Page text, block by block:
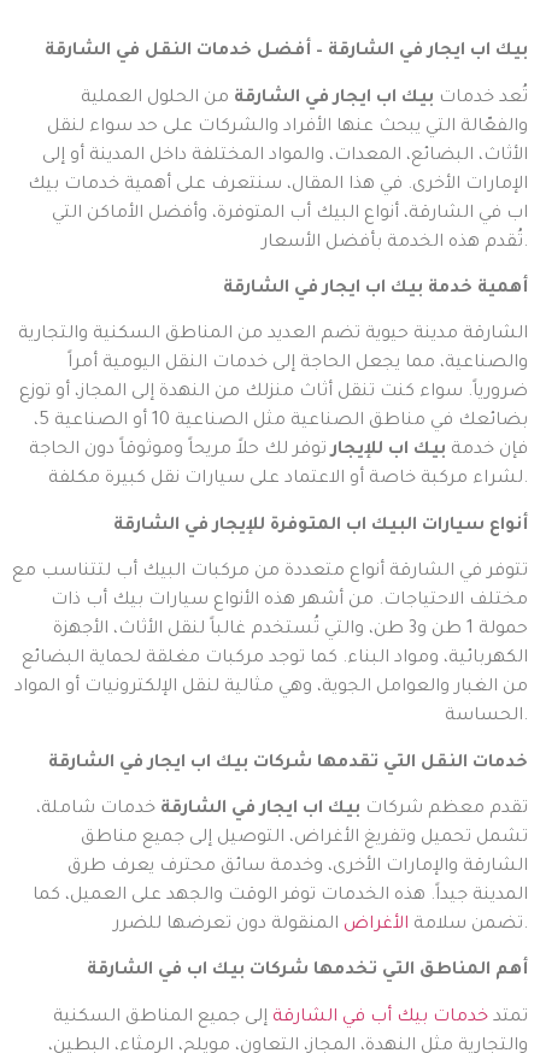
بيك اب ايجار في الشارقة – أفضل خدمات النقل في الشارقة
تُعد خدمات بيك اب ايجار في الشارقة من الحلول العملية
والفعّالة التي يبحث عنها الأفراد والشركات على حد سواء لنقل
الأثاث، البضائع، المعدات، والمواد المختلفة داخل المدينة أو إلى
الإمارات الأخرى. في هذا المقال، سنتعرف على أهمية خدمات بيك
اب في الشارقة، أنواع البيك أب المتوفرة، وأفضل الأماكن التي
تُقدم هذه الخدمة بأفضل الأسعار.
أهمية خدمة بيك اب ايجار في الشارقة
الشارقة مدينة حيوية تضم العديد من المناطق السكنية والتجارية
والصناعية، مما يجعل الحاجة إلى خدمات النقل اليومية أمراً
ضرورياً. سواء كنت تنقل أثاث منزلك من النهدة إلى المجاز، أو توزع
بضائعك في مناطق الصناعية مثل الصناعية 10 أو الصناعية 5،
فإن خدمة بيك اب للإيجارتوفر لك حلاً مريحاً وموثوقاً دون الحاجة
لشراء مركبة خاصة أو الاعتماد على سيارات نقل كبيرة مكلفة.
أنواع سيارات البيك اب المتوفرة للإيجار في الشارقة
تتوفر في الشارقة أنواع متعددة من مركبات البيك أب لتتناسب مع
مختلف الاحتياجات. من أشهر هذه الأنواع سيارات بيك أب ذات
حمولة 1 طن و3 طن، والتي تُستخدم غالباً لنقل الأثاث، الأجهزة
الكهربائية، ومواد البناء. كما توجد مركبات مغلقة لحماية البضائع
من الغبار والعوامل الجوية، وهي مثالية لنقل الإلكترونيات أو المواد
الحساسة.
خدمات النقل التي تقدمها شركات بيك اب ايجار في الشارقة
تقدم معظم شركات بيك اب ايجار في الشارقة خدمات شاملة،
تشمل تحميل وتفريغ الأغراض، التوصيل إلى جميع مناطق
الشارقة والإمارات الأخرى، وخدمة سائق محترف يعرف طرق
المدينة جيداً. هذه الخدمات توفر الوقت والجهد على العميل، كما
تضمن سلامة الأغراض المنقولة دون تعرضها للضرر.
أهم المناطق التي تخدمها شركات بيك اب في الشارقة
تمتد خدمات بيك أب في الشارقة إلى جميع المناطق السكنية
والتجارية مثل النهدة، المجاز، التعاون، مويلح، الرمثاء، البطين،